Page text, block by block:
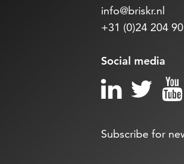
info@briskr.nl
+31 (0)24 204
Social media
Subscribe for